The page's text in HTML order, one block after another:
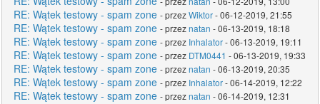
RE: Wątek testowy - spam zone - przezWiktor- 06-12-2019, 21:55
RE: Wątek testowy - spam zone - przeznatan - 06-13-2019, 18:18
RE: Wątek testowy - spam zone - przez Inhalator- 06-13-2019, 19:11
RE: Wątek testowy - spam zone - przez DTM0441 - 06-13-2019, 19:33
RE: Wątek testowy - spam zone - przeznatan - 06-13-2019, 20:35
RE: Wątek testowy - spam zone - przez Inhalator- 06-14-2019, 12:22
RE: Wątek testowy - spam zone - przeznatan - 06-14-2019, 12:31